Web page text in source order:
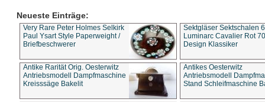
Neueste Einträge:
Very Rare Peter Holmes Selkirk
Paul Ysart Style Paperweight /
Briefbeschwerer
Sektgläser Sektschalen
Luminarc Cavalier Rot
Design Klassiker
Antike Rarität Orig. Oesterwitz
Antriebsmodell Dampfmaschine
Kreisssäge Bakelit
Antikes Oesterwitz
Antriebsmodell
Stand Schleifmaschine